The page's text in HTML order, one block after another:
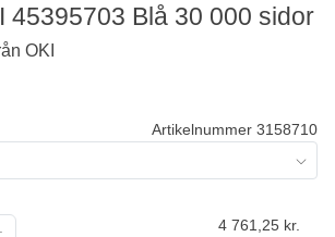
Artikelnummer 3158710
4 761,25 kr.
45395703 Blå 30 000 sidor
OKI